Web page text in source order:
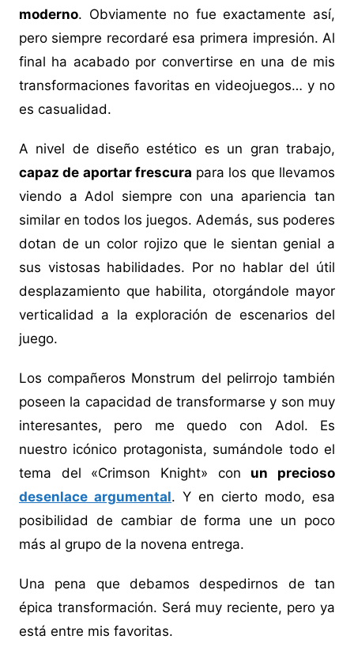
moderno. Obviamente no fue exactamente así,
pero siempre recordaré esa primera impresión. Al
final ha acabado por convertirse en una de mis
transformaciones favoritas en videojuegos… y no
es casualidad.
A nivel de diseño estético es un gran trabajo,
capaz de aportar frescura para los que llevamos
viendo a Adol siempre con una apariencia tan
similar en todos los juegos. Además, sus poderes
dotan de un color rojizo que le sientan genial a
sus vistosas habilidades. Por no hablar del útil
desplazamiento que habilita, otorgándole mayor
verticalidad a la exploración de escenarios del
juego.
Los compañeros Monstrum del pelirrojo también
poseen la capacidad de transformarse y son muy
interesantes, pero me quedo con Adol. Es
nuestro icónico protagonista, sumándole todo el
tema del «Crimson Knight» con un precioso
desenlace argumental. Y en cierto modo, esa
posibilidad de cambiar de forma une un poco
más al grupo de la novena entrega.
Una pena que debamos despedirnos de tan
épica transformación. Será muy reciente, pero ya
está entre mis favoritas.